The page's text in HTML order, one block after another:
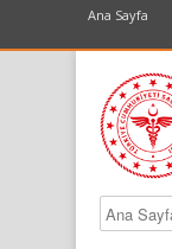
Ana Sayfa